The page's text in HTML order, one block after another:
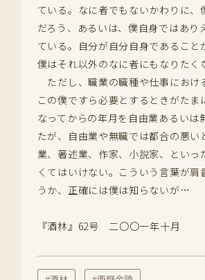
ている。なに者でもないかわりに、
だろう、あるいは、僕自身ではあり
ている。自分が自分自身であること
僕はそれ以外のなに者にもなりたく
ただし、職業の職種や仕事におけ
この僕ですら必要とするときがたま
なってからの年月を自由業あるいは
たが、自由業や無職では都合の悪い
業、著述業、作家、小説家、といっ
くてはいけない。こういう言葉が肩
うか、正確には僕は知らないが…
『酒林』62号 二〇〇一年十月